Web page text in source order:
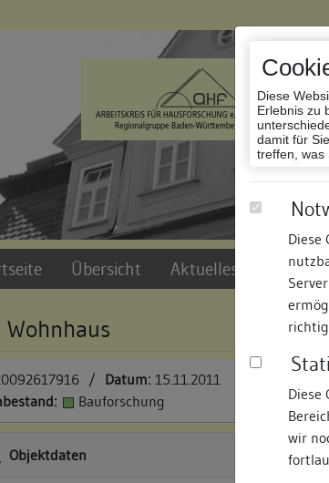
Diese
Erlebnis zu
damit für
treffen, was
Diese
Diese
wir
Übersicht Aktuelles und
Wohnhaus
/ Datum: 15.11.2011
Bauforschung
Objektdaten